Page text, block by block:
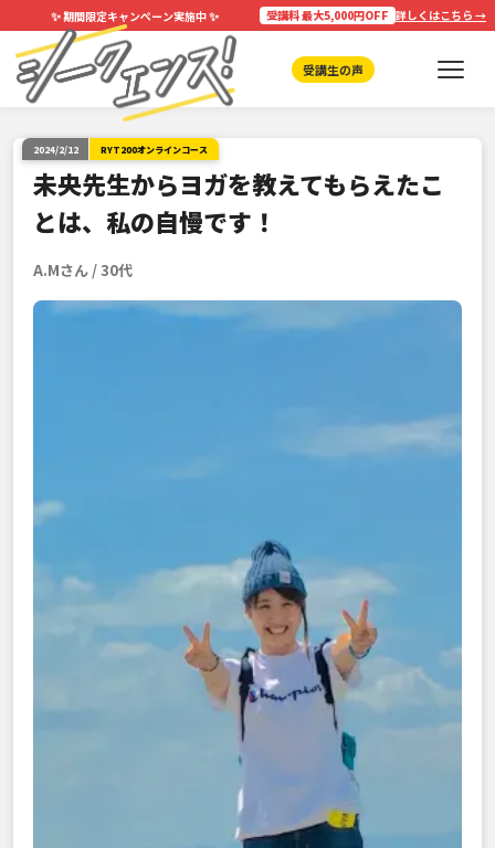
✨期間限定キャンペーン実施中✨ 受講料 最大5,000円OFF 詳しくはこちら →
受講生の声
2024/2/12 RYT200オンラインコース
未央先生からヨガを教えてもらえたこ
とは、私の自慢です！
A.Mさん / 30代